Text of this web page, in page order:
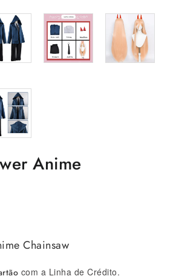
Anime
Chainsaw
com a Linha de Crédito.